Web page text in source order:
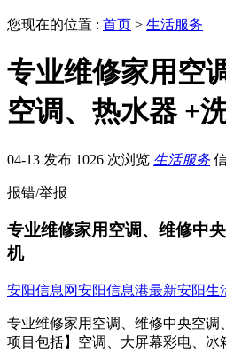
您现在的位置 : 首页 > 生活服务
专业维修家用空
空调、热水器 +
04-13 发布 1026 次浏览 生活服务
报错/举报
专业维修家用空调、维修中
机
安阳信息网安阳信息港最新安阳生
专业维修家用空调、维修中央空调
项目包括】空调、大屏幕彩电、冰